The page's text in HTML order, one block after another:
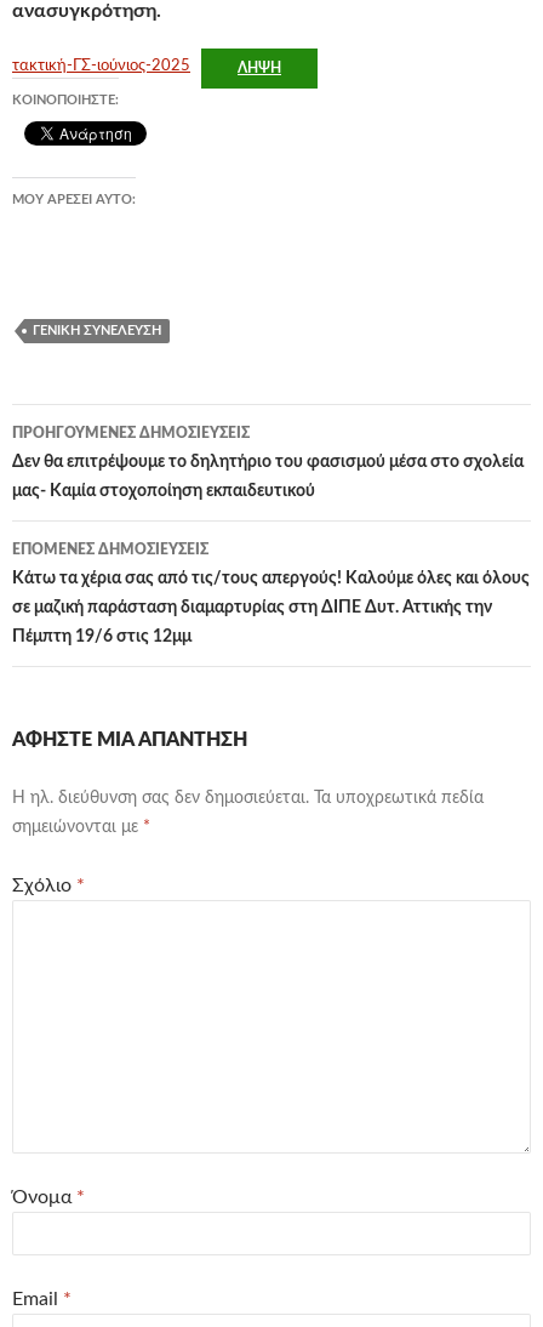
ανασυγκρότηση.
τακτική-ΓΣ-ιούνιος-2025 ΛΉΨΗ
ΚΟΙΝΟΠΟΙΉΣΤΕ:
ΜΟΥ ΑΡΈΣΕΙ ΑΥΤΌ:
ΓΕΝΙΚΉ ΣΥΝΈΛΕΥΣΗ
Πλοήγηση
άρθρων
ΠΡΟΗΓΟΎΜΕΝΕΣ ΔΗΜΟΣΙΕΎΣΕΙΣ
Δεν θα επιτρέψουμε το δηλητήριο του φασισμού μέσα στο σχολεία
μας- Καμία στοχοποίηση εκπαιδευτικού
ΕΠΌΜΕΝΕΣ ΔΗΜΟΣΙΕΎΣΕΙΣ
Κάτω τα χέρια σας από τις/τους απεργούς! Καλούμε όλες και όλους
σε μαζική παράσταση διαμαρτυρίας στη ΔΙΠΕ Δυτ. Αττικής την
Πέμπτη 19/6 στις 12μμ
ΑΦΉΣΤΕ ΜΙΑ ΑΠΆΝΤΗΣΗ
Η ηλ. διεύθυνση σας δεν δημοσιεύεται.
Τα υποχρεωτικά πεδία
σημειώνονται με *
Σχόλιο *
Όνομα *
Email *